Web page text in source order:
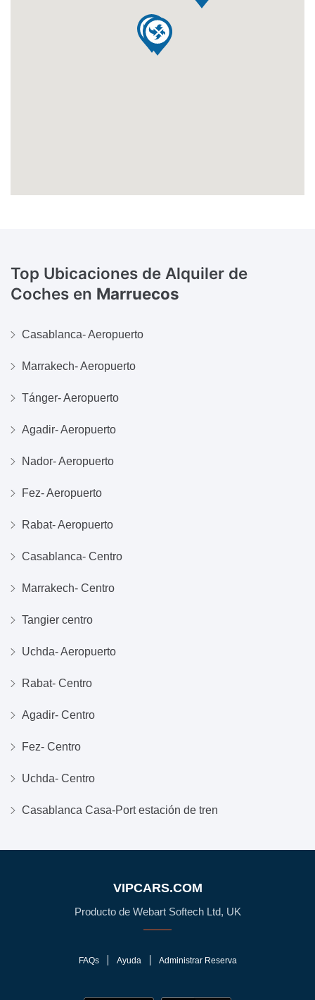
Top Ubicaciones de Alquiler de
Coches en Marruecos
Casablanca- Aeropuerto
Marrakech- Aeropuerto
Tánger- Aeropuerto
Agadir- Aeropuerto
Nador- Aeropuerto
Fez- Aeropuerto
Rabat- Aeropuerto
Casablanca- Centro
Marrakech- Centro
Tangier centro
Uchda- Aeropuerto
Rabat- Centro
Agadir- Centro
Fez- Centro
Uchda- Centro
Casablanca Casa-Port estación de tren
VIPCARS.COM
Producto de Webart Softech Ltd, UK
FAQs Ayuda Administrar Reserva